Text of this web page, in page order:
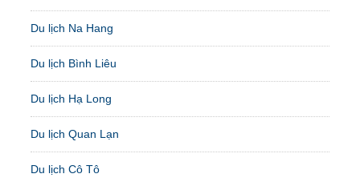
Du lịch Na Hang
Du lịch Bình Liêu
Du lịch Hạ Long
Du lịch Quan Lạn
Du lịch Cô Tô